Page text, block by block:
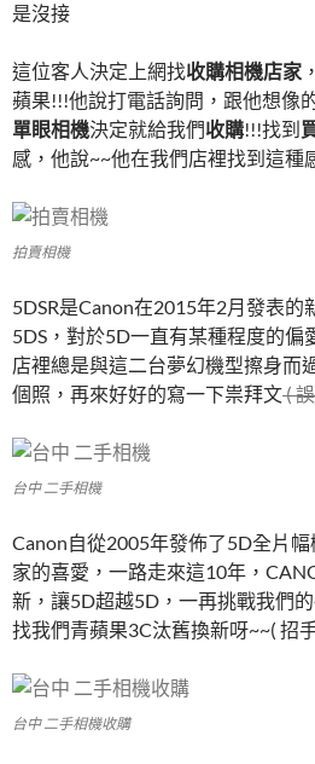
是沒接
這位客人決定上網找收購相機店家
蘋果!!!他說打電話詢問，跟他想像
單眼相機決定就給我們收購!!!找到
感，他說~~他在我們店裡找到這種
拍賣相機
5DSR是Canon在2015年2月發表的
5DS，對於5D一直有某種程度的偏
店裡總是與這二台夢幻機型擦身而
個照，再來好好的寫一下祟拜文(
台中 二手相機
Canon自從2005年發佈了5D全片
家的喜愛，一路走來這10年，
新，讓5D超越5D，一再挑戰我們
找我們青蘋果3C汰舊換新呀~~( 招
台中 二手相機收購